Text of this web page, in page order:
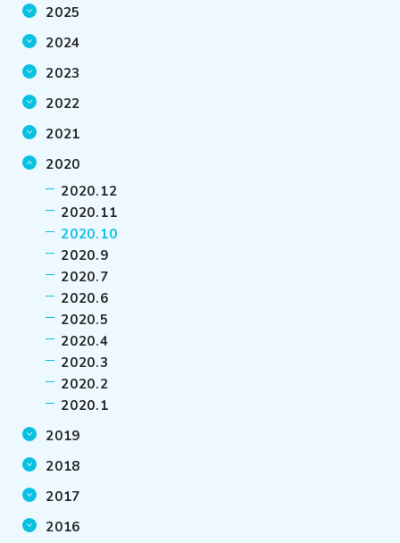
2025
2024
2023
2022
2021
2020
2020.12
2020.11
2020.10
2020.9
2020.7
2020.6
2020.5
2020.4
2020.3
2020.2
2020.1
2019
2018
2017
2016